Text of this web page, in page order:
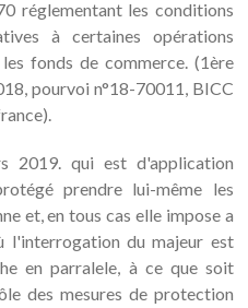
réglementant les conditions
à certaines opérations
fonds de commerce. (1ère
pourvoi n°18-70011, BICC
2019. qui est d'application
prendre lui-même les
et, en tous cas elle impose a
l'interrogation du majeur est
en parralele, à ce que soit
des mesures de protection